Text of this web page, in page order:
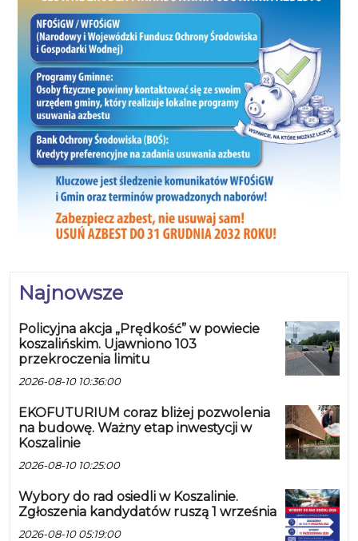
Najnowsze
Policyjna akcja „Prędkość” w powiecie
koszalińskim. Ujawniono 103
przekroczenia limitu
2026-08-10 10:36:00
EKOFUTURIUM coraz bliżej pozwolenia
na budowę. Ważny etap inwestycji w
Koszalinie
2026-08-10 10:25:00
Wybory do rad osiedli w Koszalinie.
Zgłoszenia kandydatów ruszą 1 września
2026-08-10 05:19:00